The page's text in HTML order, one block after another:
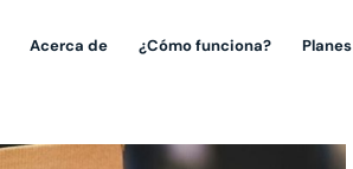
Acerca de ¿Cómo funciona? Planes